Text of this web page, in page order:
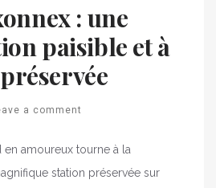
: une
paisible et à
a comment
en amoureux tourne à la
station préservée sur